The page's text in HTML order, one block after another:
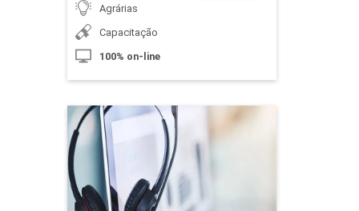
Gráfico de somas acumuladas (CUSUM)
Outros tipos de gráficos de controle
Agrárias
Capacitação
100% on-line
Atendimento Ao Cliente
Detalhes do curso
Comprar Agora